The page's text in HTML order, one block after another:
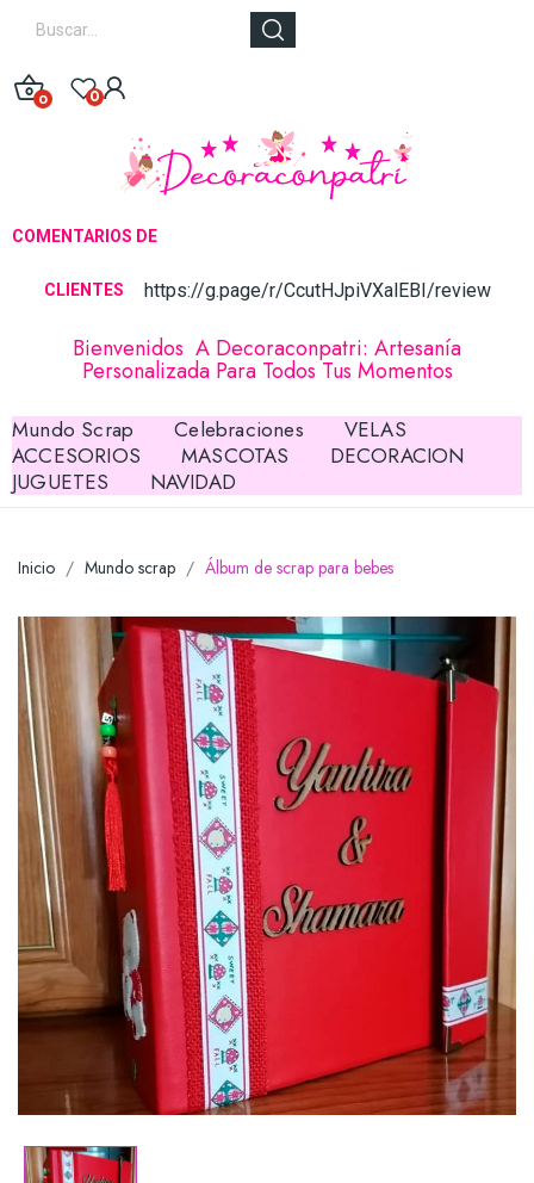
0 0
COMENTARIOS DE
CLIENTES https://g.page/r/CcutHJpiVXalEBI/review
Bienvenidos A Decoraconpatri: Artesanía
Personalizada Para Todos Tus Momentos
Mundo Scrap Celebraciones
VELAS
ACCESORIOS
MASCOTAS
DECORACION
JUGUETES
NAVIDAD
Inicio Mundo scrap Álbum de scrap para bebes